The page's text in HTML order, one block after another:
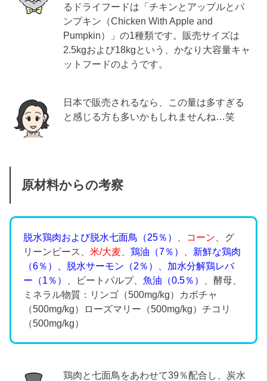
るドライフードは「チキンとアップルとパ
ンプキン（Chicken With Apple and
Pumpkin）」の1種類です。販売サイズは
2.5kgおよび18kgという、かなり大容量キャ
ットフードのようです。
日本で販売されるなら、この量は多すぎる
と感じる方も多いかもしれませんね…笑
原材料からの考察
脱水鶏肉および脱水七面鳥（25％） コーン 、グ
リーンピース、米/大麦 、鶏油（7％）
新鮮な鶏肉
（6％）、脱水サーモン（2％）、加水分解鶏レバ
ー（1％）
、ビートパルプ、魚油（0.5％）
、酵母、
ミネラル物質：リンゴ（500mg/kg）カボチャ
（500mg/kg）ローズマリー（500mg/kg）チコリ
（500mg/kg）
鶏肉と七面鳥をあわせて39％配合し、炭水